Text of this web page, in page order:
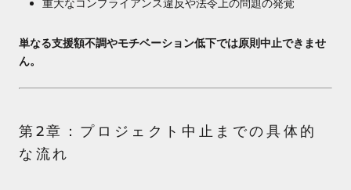
重大なコンプライアンス違反や法令上の問題の発覚
単なる支援額不調やモチベーション低下では原則中止できませ
ん。
第2章：プロジェクト中止までの具体的
な流れ